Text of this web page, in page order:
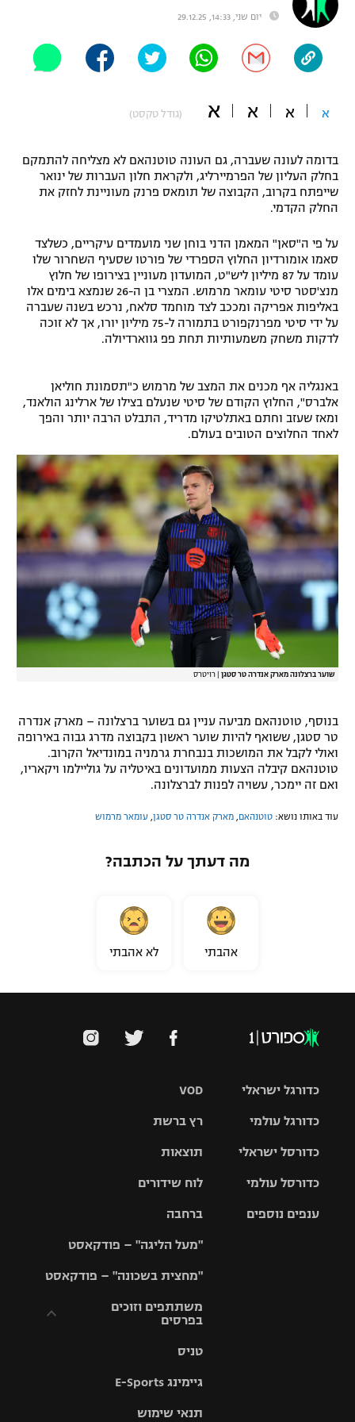
"מחצית בשכונה" – פודקאסט
משתתפים וזוכים בפרסים
תקנון משתתפים וזוכים בפרסים
תקנון עבור פעילות אלקטרה
תקנון עבור פעילות ספורט 1 – "מרלן"
גיימינג E-Sports
תנאי שימוש
מדיניות פרטיות
תקנון פעילות ספורט 1
הצטרפות לחבילת הערוצים
לוח דרושים – ג'ובנט
תגיות
המגזין
ספורט מוטורי
כדורמים
בייסבול MLB
אומנויות לחימה
גיימינג E-Sports
יום שני, 14:33, 29.12.25
א א א א (גודל טקסט)
בדומה לעונה שעברה, גם העונה טוטנהאם לא מצליחה להתמקם
בחלק העליון של הפרמיירליג, ולקראת חלון העברות של ינואר
שייפתח בקרוב, הקבוצה של תומאס פרנק מעוניינת לחזק את
החלק הקדמי.
על פי ה"סאן" המאמן הדני בוחן שני מועמדים עיקריים, כשלצד
סאמו אומורדיון החלוץ הספרדי של פורטו שסעיף השחרור שלו
עומד על 87 מיליון ליש"ט, המועדון מעוניין בצירופו של חלוץ
מנצ'סטר סיטי עומאר מרמוש. המצרי בן ה-26 שנמצא בימים אלו
באליפות אפריקה ומככב לצד מוחמד סלאח, נרכש בשנה שעברה
על ידי סיטי מפרנקפורט בתמורה ל-75 מיליון יורו, אך לא זוכה
לדקות משחק משמעותיות תחת פפ גווארדיולה.
באנגליה אף מכנים את המצב של מרמוש כ"תסמונת חוליאן
אלברס", החלוץ הקודם של סיטי שנעלם בצילו של ארלינג הולאנד,
ומאז שעזב וחתם באתלטיקו מדריד, התבלט הרבה יותר והפך
לאחד החלוצים הטובים בעולם.
שוער ברצלונה מארק אנדרה טר סטגן רויטרס
בנוסף, טוטנהאם מביעה עניין גם בשוער ברצלונה – מארק אנדרה
טר סטגן, ששואף להיות שוער ראשון בקבוצה מדרג גבוה באירופה
ואולי לקבל את המושכות בנבחרת גרמניה במונדיאל הקרוב.
טוטנהאם קיבלה הצעות ממועדונים באיטליה על גוליילמו ויקאריו,
ואם זה יימכר, עשויה לפנות לברצלונה.
עוד באותו נושא: טוטנהאם מארק אנדרה טר סטגן עומאר מרמוש
מה דעתך על הכתבה?
אהבתי לא אהבתי
VOD
רץ ברשת
תוצאות
לוח שידורים
ברחבה
"מעל הליגה" – פודקאסט
"מחצית בשכונה" – פודקאסט
משתתפים וזוכים
בפרסים
וזוכים בפרסים
תקנון עבור פעילות
טניס
גיימינג E-Sports
תנאי שימוש
כדורגל ישראלי
גביע הטוטו
כדורגל עולמי
האלופות
ליגה
כדורסל ישראלי
סל
כדורסל עולמי
ענפים נוספים